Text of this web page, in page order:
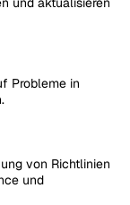
Probleme in
von Richtlinien
und